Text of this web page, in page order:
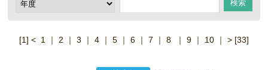
[1] < 1 ｜ 2 ｜ 3 ｜ 4｜ 5｜ 6｜ 7 ｜ 8｜ 9｜ 10｜ > [33]